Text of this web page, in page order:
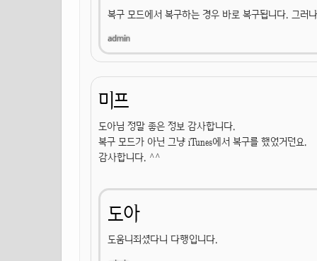
복구 모드에서 복구하는 경우 바로 복구됩니다. 그러
미프
도아님 정말 좋은 정보 감사합니다.
복구 모드가 아닌 그냥 iTunes에서 복구를 했었거던요.
감사합니다. ^^
도아
도움니죄셨다니 다행입니다.